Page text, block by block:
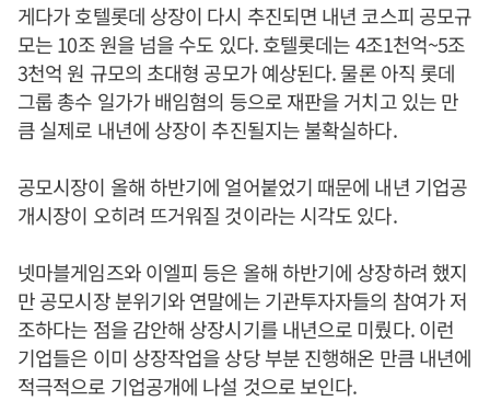
게다가 호텔롯데 상장이 다시 추진되면 내년 코스피 공모규
모는 10조 원을 넘을 수도 있다. 호텔롯데는 4조1천억~5조
3천억 원 규모의 초대형 공모가 예상된다. 물론 아직 롯데
그룹 총수 일가가 배임혐의 등으로 재판을 거치고 있는 만
큼 실제로 내년에 상장이 추진될지는 불확실하다.
공모시장이 올해 하반기에 얼어붙었기 때문에 내년 기업공
개시장이 오히려 뜨거워질 것이라는 시각도 있다.
넷마블게임즈와 이엘피 등은 올해 하반기에 상장하려 했지
만 공모시장 분위기와 연말에는 기관투자자들의 참여가 저
조하다는 점을 감안해 상장시기를 내년으로 미뤘다. 이런
기업들은 이미 상장작업을 상당 부분 진행해온 만큼 내년에
적극적으로 기업공개에 나설 것으로 보인다.